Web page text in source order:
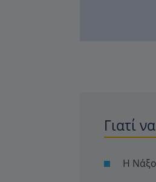
Γιατί
Η